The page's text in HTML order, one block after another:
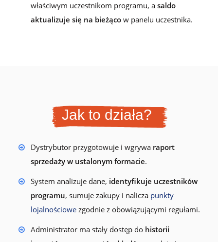
właściwym uczestnikom programu, a saldo
aktualizuje się na bieżącow panelu uczestnika.
Jak to działa?
Dystrybutor przygotowuje i wgrywa raport
sprzedaży w ustalonym formacie.
System analizuje dane, identyfikuje uczestników
programu, sumuje zakupy i nalicza punkty
lojalnościowezgodnie z obowiązującymi regułami.
Administrator ma stały dostęp do historii